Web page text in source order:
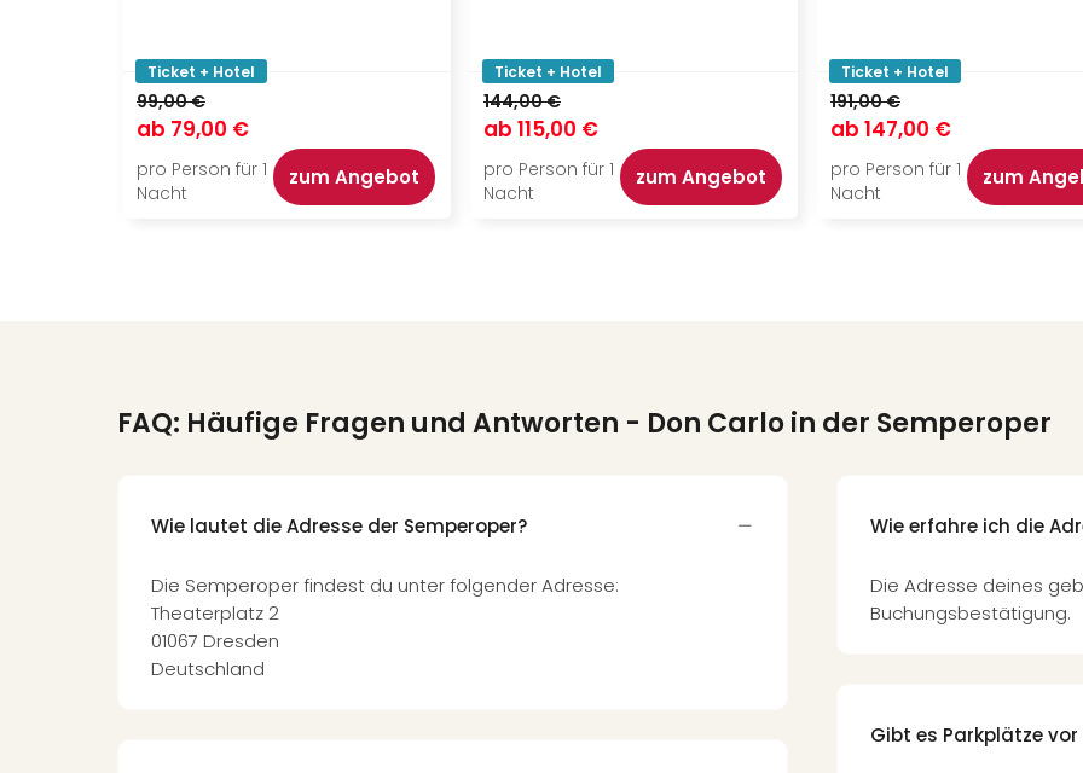
Ticket + Hotel
99,00 €
ab 79,00 €
pro Person für 1
Nacht
zum Angebot
Ticket + Hotel
144,00 €
ab 115,00 €
pro Person für 1
Nacht
zum Angebot
Ticket + Hotel
191,00 €
ab 147,00 €
pro Person für 1
Nacht
zum
FAQ: Häufige Fragen und Antworten - Don Carlo in der Semperoper
Wie lautet die Adresse der Semperoper?
Die Semperoper findest du unter folgender Adresse:
Theaterplatz 2
01067 Dresden
Deutschland
Wie erfahre ich die
Die Adresse deines
Buchungsbestätigung.
Gibt es Parkplätze vor